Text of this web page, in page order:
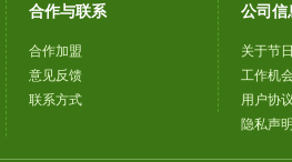
合作与联系
合作加盟
意见反馈
联系方式
公司信
关于节
工作机
用户协
隐私声